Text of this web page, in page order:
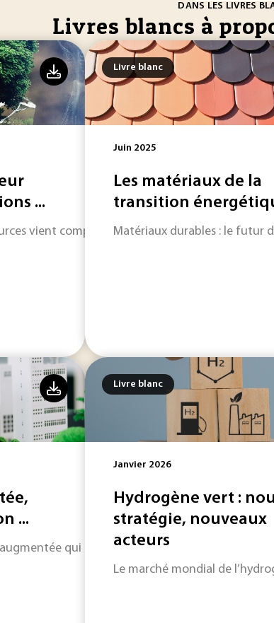
DANS LES LIVRES
Livres blancs à
...
vient compliquer l'équation de la transition
Livre blanc
Juin 2025
Les matériaux de la
transition
Matériaux durables : le futur
...
qui transforment la conception durable
Livre blanc
Janvier 2026
Hydrogène vert :
stratégie, nouveaux
acteurs
Le marché mondial de